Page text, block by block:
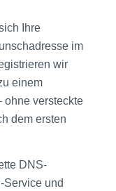
Ihre
im
wir
einem
ohne versteckte
dem ersten
DNS-
Service und